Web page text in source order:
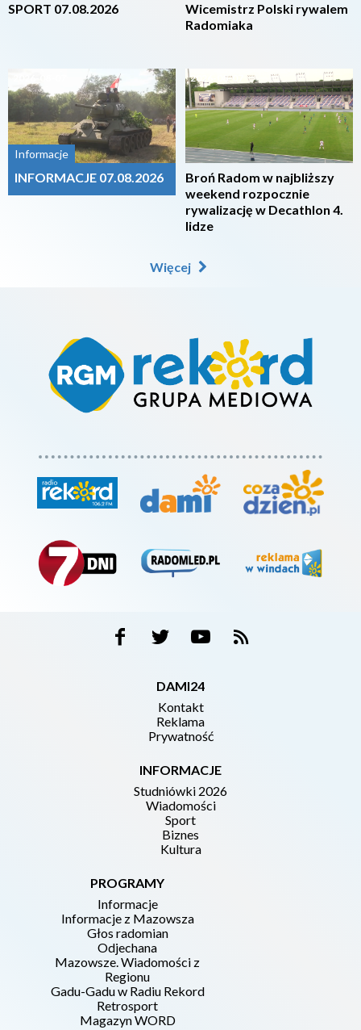
SPORT 07.08.2026
Informacje
INFORMACJE 07.08.2026
Wicemistrz Polski rywalem
Radomiaka
2026-08-07
Broń Radom w najbliższy
weekend rozpocznie
rywalizację w Decathlon 4.
lidze
Więcej
DAMI24
Kontakt
Reklama
Prywatność
INFORMACJE
Studniówki 2026
Wiadomości
Sport
Biznes
Kultura
PROGRAMY
Informacje
Informacje z Mazowsza
Głos radomian
Odjechana
Mazowsze. Wiadomości z
Regionu
Gadu-Gadu w Radiu Rekord
Retrosport
Magazyn WORD